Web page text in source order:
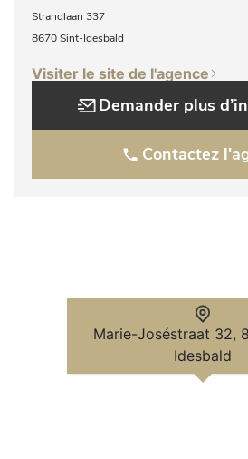
Strandlaan 337
8670 Sint-Idesbald
Visiter le site de l'agence
Demander plus
Contactez
Marie-Joséstraat 32,
Idesbald